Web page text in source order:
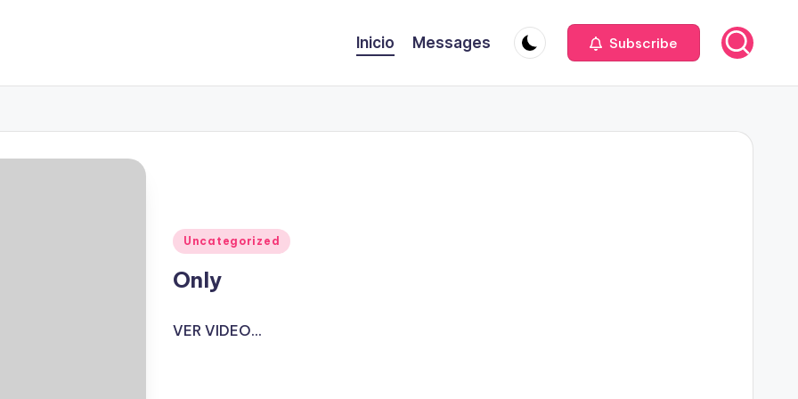
Inicio Messages Subscribe
Publicado
Uncategorized
Only
VER VIDEO...